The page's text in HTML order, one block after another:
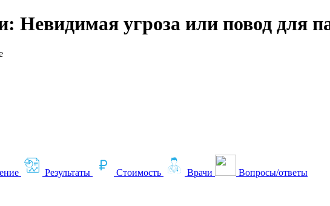
Невидимая угроза или повод для
Результаты Стоимость Врачи Вопросы/ответы